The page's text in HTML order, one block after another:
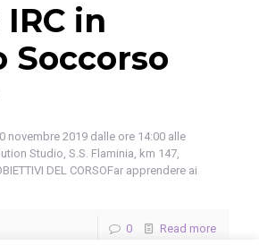
in
Soccorso
novembre 2019 dalle ore 14:00 alle
Studio, S.S. Flaminia, km 147,
DEL CORSOFar apprendere ai
0 Read more